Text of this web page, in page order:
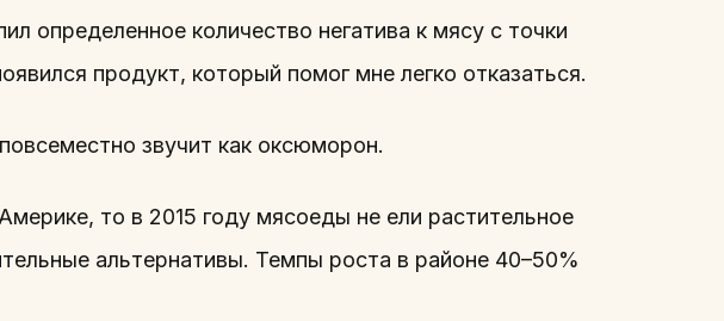
определенное количество негатива к мясу с точки
продукт, который помог мне легко отказаться.
звучит как оксюморон.
то в 2015 году мясоеды не ели растительное
альтернативы. Темпы роста в районе 40–50%